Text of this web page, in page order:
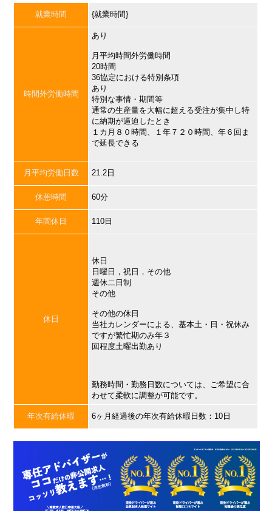
就業時間 {就業時間}
時間外労働時間
あり
月平均時間外労働時間
20時間
36協定における特別条項
あり
特別な事情・期間等
通常の生産量を大幅に超える受注が集中し特
に納期が逼迫したとき
１カ月８０時間、１年７２０時間、年６回ま
で延長できる
月平均労働日数 21.2日
休憩時間 60分
年間休日 110日
休日
休日
日曜日，祝日，その他
週休二日制
その他
その他の休日
当社カレンダーによる、基本土・日・祝休み
ですが繁忙期のみ年３
回程度土曜出勤あり
勤務時間・勤務日数については、ご希望に合
わせて柔軟に調整が可能です。
年次有給休暇 6ヶ月経過後の年次有給休暇日数：10日